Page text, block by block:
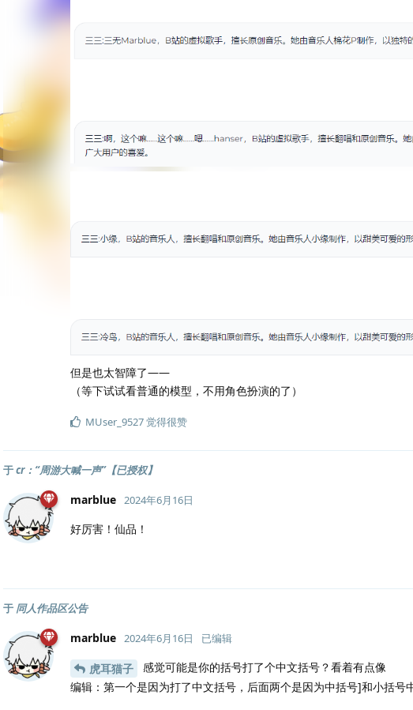
但是也太智障了——
（等下试试看普通的模型，不用角色扮演的了）
MUser_9527觉得很赞
于cr：“周游大喊一声”【已授权】
marblue 2024年6月16日
好厉害！仙品！
于 同人作品区公告
marblue 2024年6月16日 已编辑
虎耳猫子
感觉可能是你的括号打了个中文括号？看着有点像
编辑：第一个是因为打了中文括号，后面两个是因为中括号]和小括号